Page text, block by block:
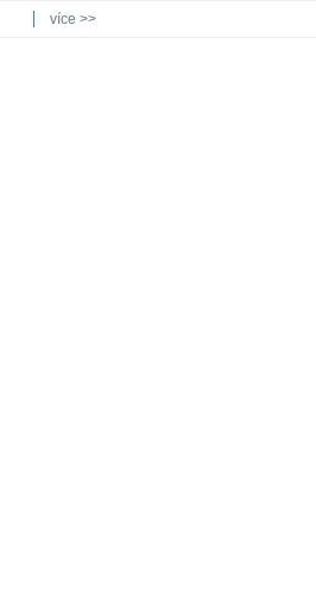
více >>